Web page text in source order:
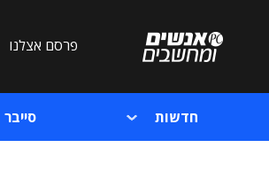
פרסם אצלנו
חדשות סייבר